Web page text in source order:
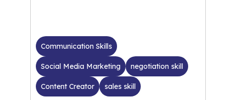
Communication Skills
Social Media Marketing negotiation skill
Content Creator sales skill